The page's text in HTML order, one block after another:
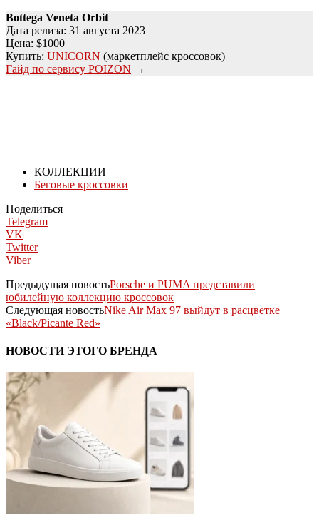
Bottega Veneta Orbit
Дата релиза: 31 августа 2023
Цена: $1000
Купить: UNICORN (маркетплейс кроссовок)
Гайд по сервису POIZON →
КОЛЛЕКЦИИ
Беговые кроссовки
Поделиться
Telegram
VK
Twitter
Viber
Предыдущая новостьPorsche и PUMA представили
юбилейную коллекцию кроссовок
Следующая новостьNike Air Max 97 выйдут в расцветке
«Black/Picante Red»
НОВОСТИ ЭТОГО БРЕНДА